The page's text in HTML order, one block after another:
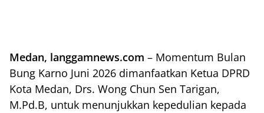
Medan, langgamnews.com – Momentum Bulan
Bung Karno Juni 2026 dimanfaatkan Ketua DPRD
Kota Medan, Drs. Wong Chun Sen Tarigan,
M.Pd.B, untuk menunjukkan kepedulian kepada